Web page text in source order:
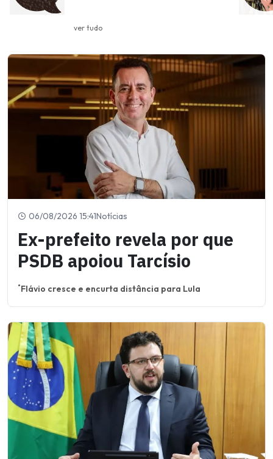
ver tudo
06/08/2026 15:41Notícias
Ex-prefeito revela por que
PSDB apoiou Tarcísio
Flávio cresce e encurta distância para Lula